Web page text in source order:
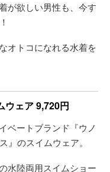
が欲しい男性も、今す
オトコになれる水着を
ウェア 9,720円
ベートブランド『ウノ
』のスイムウェア。
水陸両用スイムショー